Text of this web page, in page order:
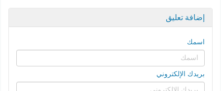
إضافة تعليق
اسمك
بريدك الإلكتروني